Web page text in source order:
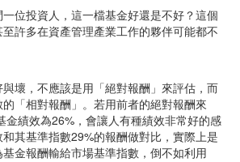
位投資人，這一檔基金好還是不好？這個
許多在資產管理產業工作的夥伴可能都不
壞，不應該是用「絕對報酬」來評估，而
「相對報酬」。若用前者的絕對報酬來
金績效為26%，會讓人有種績效非常好的感
其基準指數29%的報酬做對比，實際上是
金報酬輸給市場基準指數，倒不如利用